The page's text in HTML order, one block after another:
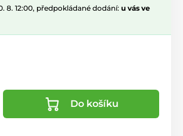
8. 12:00, předpokládané dodání: u vás ve
Do košíku